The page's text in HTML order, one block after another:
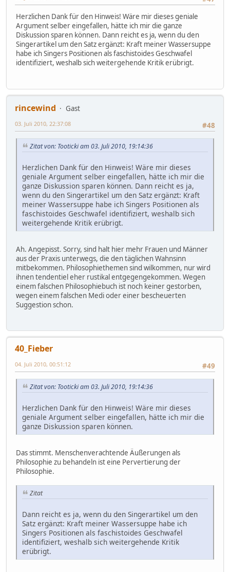
Herzlichen Dank für den Hinweis! Wäre mir dieses geniale
Argument selber eingefallen, hätte ich mir die ganze
Diskussion sparen können. Dann reicht es ja, wenn du den
Singerartikel um den Satz ergänzt: Kraft meiner Wassersuppe
habe ich Singers Positionen als faschistoides Geschwafel
identifiziert, weshalb sich weitergehende Kritik erübrigt.
rincewind
Gast
#48
03. Juli 2010, 22:37:08
Zitat von: Tooticki am 03. Juli 2010, 19:14:36
Herzlichen Dank für den Hinweis! Wäre mir dieses
geniale Argument selber eingefallen, hätte ich mir die
ganze Diskussion sparen können. Dann reicht es ja,
wenn du den Singerartikel um den Satz ergänzt: Kraft
meiner Wassersuppe habe ich Singers Positionen als
faschistoides Geschwafel identifiziert, weshalb sich
weitergehende Kritik erübrigt.
Ah. Angepisst. Sorry, sind halt hier mehr Frauen und Männer
aus der Praxis unterwegs, die den täglichen Wahnsinn
mitbekommen. Philosophiethemen sind wilkommen, nur wird
ihnen tendentiel eher rustikal entgegengekommen. Wegen
einem falschen Philosophiebuch ist noch keiner gestorben,
wegen einem falschen Medi oder einer bescheuerten
Suggestion schon.
40_Fieber
#49
04. Juli 2010, 00:51:12
Zitat von: Tooticki am 03. Juli 2010, 19:14:36
Herzlichen Dank für den Hinweis! Wäre mir dieses
geniale Argument selber eingefallen, hätte ich mir die
ganze Diskussion sparen können.
Das stimmt. Menschenverachtende Äußerungen als
Philosophie zu behandeln ist eine Pervertierung der
Philosophie.
Zitat
Dann reicht es ja, wenn du den Singerartikel um den
Satz ergänzt: Kraft meiner Wassersuppe habe ich
Singers Positionen als faschistoides Geschwafel
identifiziert, weshalb sich weitergehende Kritik
erübrigt.